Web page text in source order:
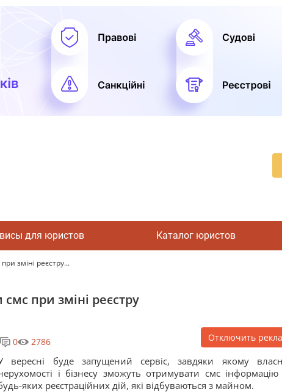
для юристов Каталог юристов
зміні реєстру...
при зміні реєстру
0 2786 Отключить
вересні буде запущений сервіс, завдяки якому
і бізнесу зможуть отримувати смс
яких реєстраційних дій, які відбуваються з майном.